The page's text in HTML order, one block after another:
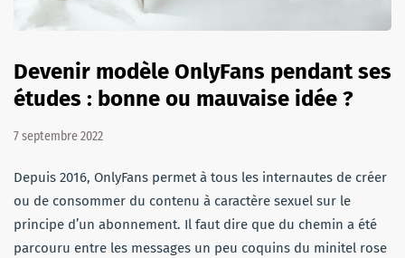
Devenir modèle OnlyFans pendant ses
études : bonne ou mauvaise idée ?
7 septembre 2022
Depuis 2016, OnlyFans permet à tous les internautes de créer
ou de consommer du contenu à caractère sexuel sur le
principe d’un abonnement. Il faut dire que du chemin a été
parcouru entre les messages un peu coquins du minitel rose